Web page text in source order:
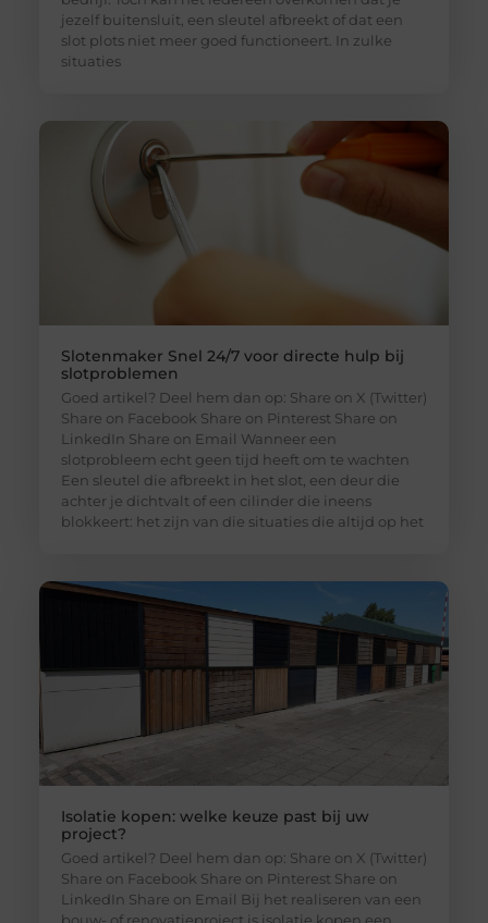
jezelf buitensluit, een sleutel afbreekt of dat een
slot plots niet meer goed functioneert. In zulke
situaties
Slotenmaker Snel 24/7 voor directe hulp bij
slotproblemen
Goed artikel? Deel hem dan op: Share on X (Twitter)
Share on Facebook Share on Pinterest Share on
LinkedIn Share on Email Wanneer een
slotprobleem echt geen tijd heeft om te wachten
Een sleutel die afbreekt in het slot, een deur die
achter je dichtvalt of een cilinder die ineens
blokkeert: het zijn van die situaties die altijd op het
Isolatie kopen: welke keuze past bij uw
project?
Goed artikel? Deel hem dan op: Share on X (Twitter)
Share on Facebook Share on Pinterest Share on
LinkedIn Share on Email Bij het realiseren van een